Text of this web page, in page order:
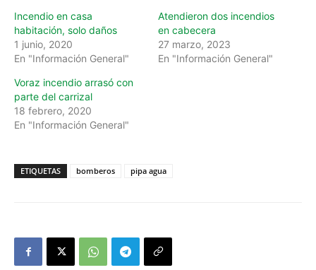
Incendio en casa
habitación, solo daños
1 junio, 2020
En "Información General"
Atendieron dos incendios
en cabecera
27 marzo, 2023
En "Información General"
Voraz incendio arrasó con
parte del carrizal
18 febrero, 2020
En "Información General"
ETIQUETAS bomberos pipa agua